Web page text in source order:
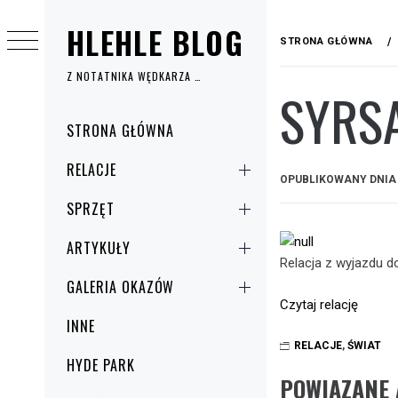
HLEHLE BLOG
Z NOTATNIKA WĘDKARZA …
główneSTRONA GŁÓWNA
RELACJE
SPRZĘT
ARTYKUŁY
GALERIA OKAZÓW
INNE
HYDE PARK
do
treści
STRONA GŁÓWNA
OPUBLIKOWANY DNIA
Relacja z wyjazdu
Czytaj relację
RELACJE, ŚWIAT